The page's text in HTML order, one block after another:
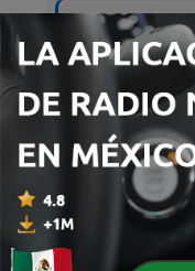
- Cielos abiertos
25 jun. 2021
4 - La oracion
24 jun. 2021
3 - Obediencia
24 jun. 2021
2
24 jun. 2021